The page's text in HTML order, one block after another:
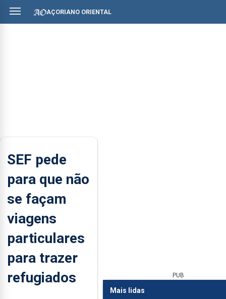
AÇORIANO ORIENTAL
SEF pede
para que não
se façam
viagens
particulares
para trazer
refugiados
PUB
Mais lidas